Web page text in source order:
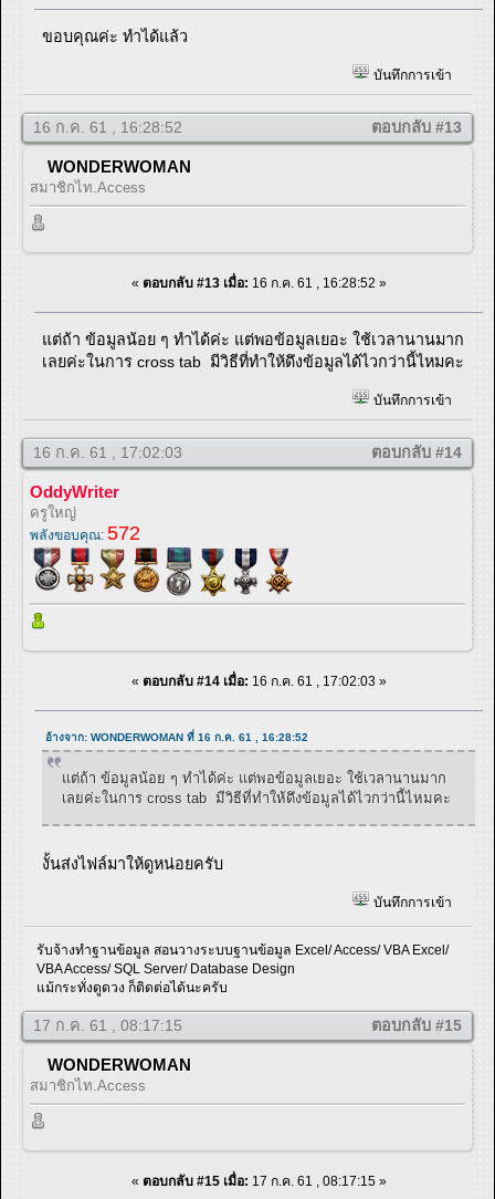
ขอบคุณค่ะ ทำได้แล้ว
บันทึกการเข้า
16 ก.ค. 61 , 16:28:52 ตอบกลับ #13
WONDERWOMAN
สมาชิกไท.Access
« ตอบกลับ #13 เมื่อ: 16 ก.ค. 61 , 16:28:52 »
แต่ถ้า ข้อมูลน้อย ๆ ทำได้ค่ะ แต่พอข้อมูลเยอะ ใช้เวลานานมาก
เลยค่ะในการ cross tab มีวิธีที่ทำให้ดึงข้อมูลได้ไวกว่านี้ไหมคะ
บันทึกการเข้า
16 ก.ค. 61 , 17:02:03 ตอบกลับ #14
OddyWriter
ครูใหญ่
พลังขอบคุณ: 572
« ตอบกลับ #14 เมื่อ: 16 ก.ค. 61 , 17:02:03 »
อ้างจาก: WONDERWOMAN ที่ 16 ก.ค. 61 , 16:28:52
แต่ถ้า ข้อมูลน้อย ๆ ทำได้ค่ะ แต่พอข้อมูลเยอะ ใช้เวลานานมาก
เลยค่ะในการ cross tab มีวิธีที่ทำให้ดึงข้อมูลได้ไวกว่านี้ไหมคะ
งั้นส่งไฟล์มาให้ดูหน่อยครับ
บันทึกการเข้า
รับจ้างทำฐานข้อมูล สอนวางระบบฐานข้อมูล Excel/ Access/ VBA Excel/
VBA Access/ SQL Server/ Database Design
แม้กระทั่งดูดวง ก็ติดต่อได้นะครับ
17 ก.ค. 61 , 08:17:15 ตอบกลับ #15
WONDERWOMAN
สมาชิกไท.Access
« ตอบกลับ #15 เมื่อ: 17 ก.ค. 61 , 08:17:15 »